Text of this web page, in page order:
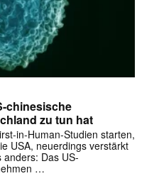
chinesische
zu tun hat
in-Human-Studien starten,
USA, neuerdings verstärkt
anders: Das US-
…